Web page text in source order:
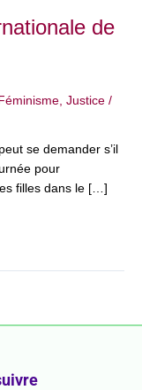
de
Féminisme Justice /
se demander s’il
pour
filles dans le […]